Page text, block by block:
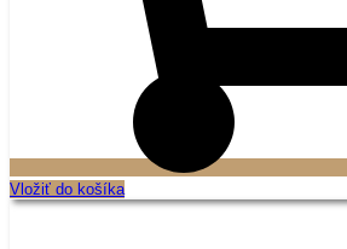
Vložiť do košíka